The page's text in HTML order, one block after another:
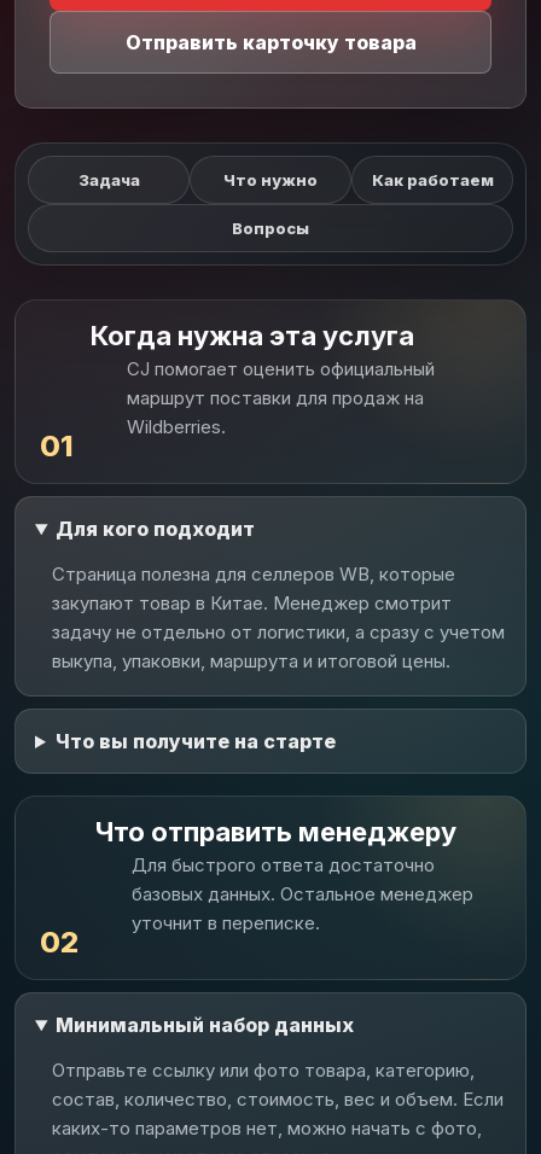
Отправить карточку товара
Задача Что нужно Как работаем
Вопросы
01
Когда нужна эта услуга
CJ помогает оценить официальный
маршрут поставки для продаж на
Wildberries.
Для кого подходит
Страница полезна для селлеров WB, которые
закупают товар в Китае. Менеджер смотрит
задачу не отдельно от логистики, а сразу с учетом
выкупа, упаковки, маршрута и итоговой цены.
Что вы получите на старте
02
Что отправить менеджеру
Для быстрого ответа достаточно
базовых данных. Остальное менеджер
уточнит в переписке.
Минимальный набор данных
Отправьте ссылку или фото товара, категорию,
состав, количество, стоимость, вес и объем. Если
каких-то параметров нет, можно начать с фото,